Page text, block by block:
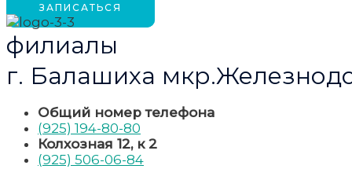
ЗАПИСАТЬСЯ
филиалы
г. Балашиха
Общий номер телефона
(925) 194-80-80
Колхозная 12, к 2
(925) 506-06-84